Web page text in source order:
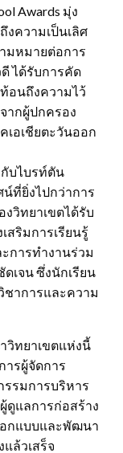
Awards มุ่ง
งความเป็นเลิศ
มหมายต่อการ
ได้รับการคัด
อนถึงความไว้
ากผู้ปกครอง
อเชียตะวันออก
บไบรท์ตัน
ที่ยิ่งไปกว่าการ
งวิทยาเขตได้รับ
สริมการเรียนรู้
การทำงานร่วม
เจน ซึ่งนักเรียน
ชาการและความ
วิทยาเขตแห่งนี้
รผู้จัดการ
รรมการบริหาร
ดูแลการก่อสร้าง
กแบบและพัฒนา
ล้วเสร็จ